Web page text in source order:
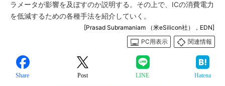
ラメータが影響を及ぼすのか説明する。その上で、ICの消費電力
を低減するための各種手法を紹介していく。
[Prasad Subramaniam （米eSilicon社），EDN]
PC用表示
関連情報
Share Post LINE Hatena